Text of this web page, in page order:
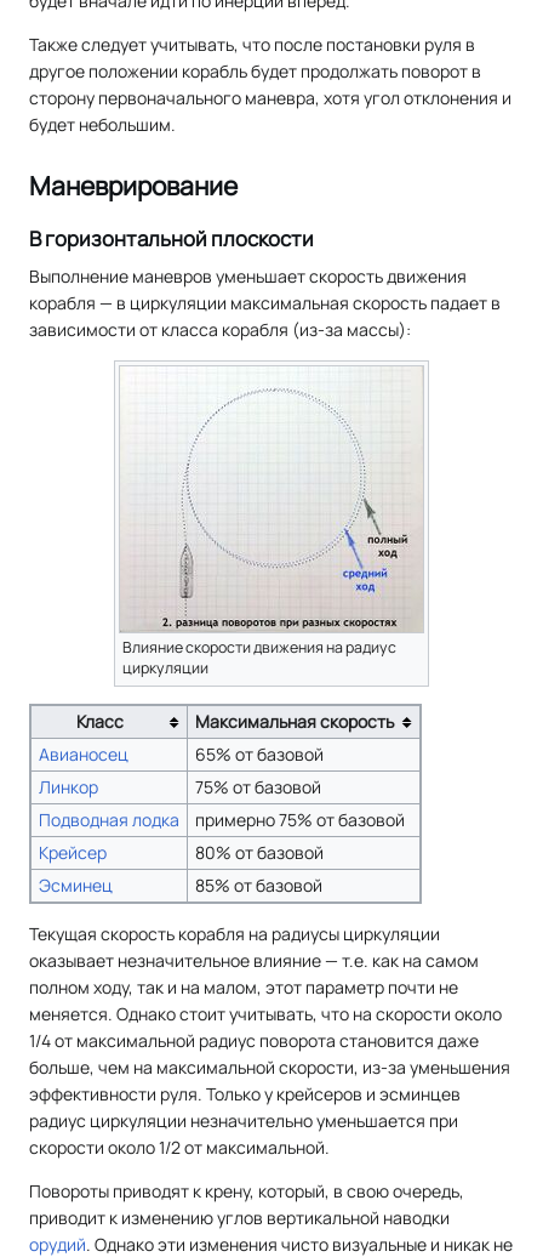
Также следует учитывать, что после постановки руля в
другое положении корабль будет продолжать поворот в
сторону первоначального маневра, хотя угол отклонения и
будет небольшим.
Маневрирование
В горизонтальной плоскости
Выполнение маневров уменьшает скорость движения
корабля — в циркуляции максимальная скорость падает в
зависимости от класса корабля (из-за массы):
Влияние скорости движения на радиус
циркуляции
Класс
Максимальная скорость
Авианосец
65% от базовой
Линкор
75% от базовой
Подводная лодка
примерно 75% от базовой
Крейсер
80% от базовой
Эсминец
85% от базовой
Текущая скорость корабля на радиусы циркуляции
оказывает незначительное влияние — т.е. как на самом
полном ходу, так и на малом, этот параметр почти не
меняется. Однако стоит учитывать, что на скорости около
1/4 от максимальной радиус поворота становится даже
больше, чем на максимальной скорости, из-за уменьшения
эффективности руля. Только у крейсеров и эсминцев
радиус циркуляции незначительно уменьшается при
скорости около 1/2 от максимальной.
Повороты приводят к крену, который, в свою очередь,
приводит к изменению углов вертикальной наводки
орудий. Однако эти изменения чисто визуальные и никак не